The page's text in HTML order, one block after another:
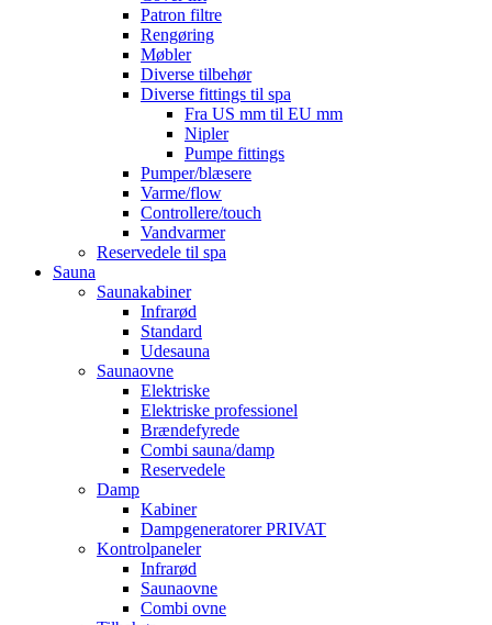
Patron filtre
Rengøring
Møbler
Diverse tilbehør
Diverse fittings til spa
Fra US mm til EU mm
Nipler
Pumpe fittings
Pumper/blæsere
Varme/flow
Controllere/touch
Vandvarmer
Reservedele til spa
Sauna
Saunakabiner
Infrarød
Standard
Udesauna
Saunaovne
Elektriske
Elektriske professionel
Brændefyrede
Combi sauna/damp
Reservedele
Damp
Kabiner
Dampgeneratorer PRIVAT
Kontrolpaneler
Infrarød
Saunaovne
Combi ovne